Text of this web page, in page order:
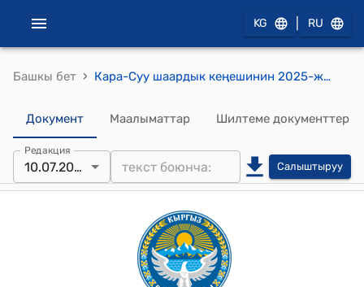
KG RU
Башкы бет › Кара-Суу шаардык кеңешинин 2025-жылдын 10-июлу № 8/7 Кара-Суу шаар мэриясынын алдындагы “Кара-Суу Тазалык” муниципалдык ишканасынын тарифи жөнүндө токтому
Документ Маалыматтар Шилтеме документтер
Редакция
10.07.2025 Салыштыруу